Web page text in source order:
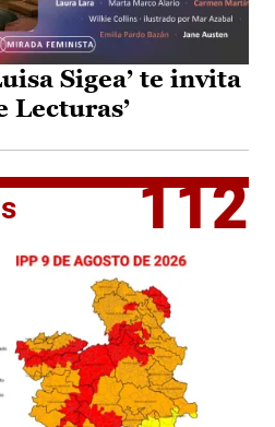
Sigea’ te invita
Lecturas’
112